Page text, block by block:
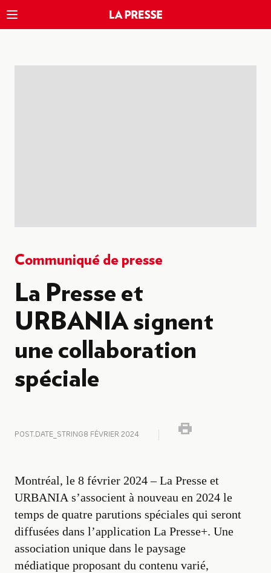
Communiqué de presse
La Presse et
URBANIA signent
une collaboration
spéciale
POST.DATE_STRING8 FÉVRIER 2024
Montréal, le 8 février 2024 – La Presse et
URBANIA s’associent à nouveau en 2024 le
temps de quatre parutions spéciales qui seront
diffusées dans l’application La Presse+. Une
association unique dans le paysage
médiatique proposant du contenu varié,